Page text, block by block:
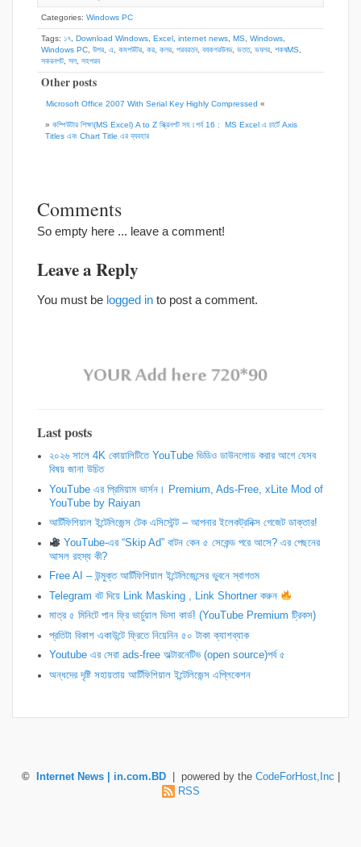
Categories: Windows PC
Tags: ১৭, Download Windows, Excel , internet news, MS, Windows,
Windows PC, উপর, এ, কমপউটর, কর, কলর, পরবরতন, বযকগরউনড, ভতত, ভযলর, শকষMS,
সকরনশট, সল, সহপরব
Other posts
Microsoft Office 2007 With Serial Key Highly Compressed «
» কম্পিউটার শিক্ষা(MS Excel) A to Z স্ক্রিনশট সহ।পর্ব 16 : MS Excel এ চার্টে Axis
Titles এবং Chart Title এর ব্যবহার
Comments
So empty here ... leave a comment!
Leave a Reply
You must be logged in to post a comment.
Last posts
২০২৬ সালে 4K কোয়ালিটিতে YouTube ভিডিও ডাউনলোড করার আগে যেসব
বিষয় জানা উচিত
YouTube এর প্রিমিয়াম ভার্সন। Premium, Ads-Free, xLite Mod of
YouTube by Raiyan
আর্টিফিশিয়াল ইন্টেলিজেন্স টেক এসিস্টেন্ট – আপনার ইলেকট্রনিক্স গেজেট ডাক্তার!
YouTube-এর “Skip Ad” বাটন কেন ৫ সেকেন্ড পরে আসে? এর পেছনের
আসল রহস্য কী?
Free AI – উন্মুক্ত আর্টিফিশিয়াল ইন্টেলিজেন্সের ভুবনে স্বাগতম
Telegram বট দিয়ে Link Masking , Link Shortner করুন
​মাত্র ৫ মিনিটে পান ফ্রি ভার্চুয়াল ভিসা কার্ড! (YouTube Premium ট্রিকস)
প্রতিটা বিকাশ একাউন্টে ফ্রিতে নিয়েনিন ৫০ টাকা ক্যাশব্যাক
Youtube এর সেরা ads-free অল্টারনেটিভ (open source)পর্ব ৫
অন্ধদের দৃষ্টি সহায়তায় আর্টিফিশিয়াল ইন্টেলিজেন্স এপ্লিকেশন
© Internet News | in.com.BD| powered by the CodeForHost,Inc
RSS